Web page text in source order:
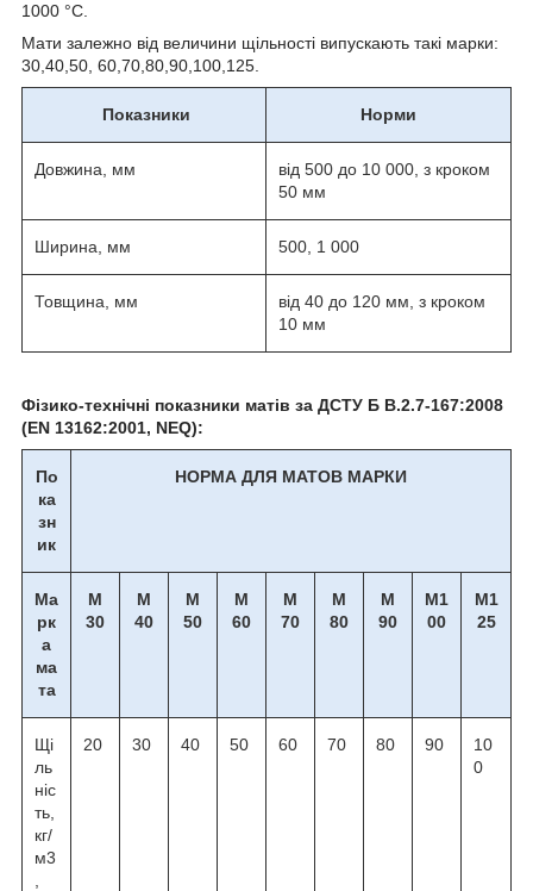
1000 °C.
Мати залежно від величини щільності випускають такі марки:
30,40,50, 60,70,80,90,100,125.
Показники Норми
Довжина, мм
від 500 до 10 000, з кроком
50 мм
Ширина, мм 500, 1 000
Товщина, мм
від 40 до 120 мм, з кроком
10 мм
Фізико-технічні показники матів за ДСТУ Б В.2.7-167:2008
(EN 13162:2001, NEQ):
По
ка
зн
ик
НОРМА ДЛЯ МАТОВ МАРКИ
Ма
рк
а
ма
та
М
30
М
40
М
50
М
60
М
70
М
80
М
90
М1
00
М1
25
Щі
ль
ніс
ть,
кг/
м3
20 30 40 50 60 70 80 90
10
0